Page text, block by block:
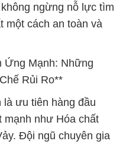
ngừng nỗ lực tìm
một cách an toàn và
Ứng Mạnh: Những
Rủi Ro**
là ưu tiên hàng đầu
mạnh như Hóa chất
Đội ngũ chuyên gia